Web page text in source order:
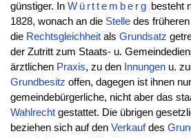
günstiger. In Württemberg besteht
1828, wonach an die Stelledes
die Rechtsgleichheitals Grundsatz
der Zutritt zum Staats- u.
ärztlichen Praxis, zu den Innungenu.
Grundbesitz offen, dagegen ist ihnen
gemeindebürgerliche, nicht aber das
Wahlrechtgestattet. Die übrigen
beziehen sich auf den Verkaufdes